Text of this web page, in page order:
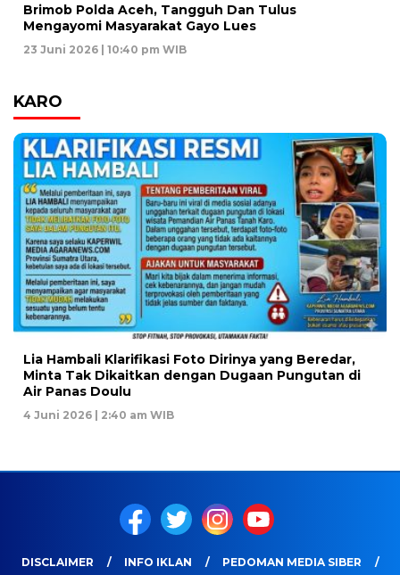
Brimob Polda Aceh, Tangguh Dan Tulus
Mengayomi Masyarakat Gayo Lues
23 Juni 2026 | 10:40 pm WIB
KARO
Lia Hambali Klarifikasi Foto Dirinya yang Beredar,
Minta Tak Dikaitkan dengan Dugaan Pungutan di
Air Panas Doulu
4 Juni 2026 | 2:40 am WIB
DISCLAIMER INFO IKLAN PEDOMAN MEDIA SIBER